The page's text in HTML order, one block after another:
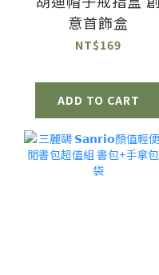
意首飾盒
NT$169
ADD TO CART